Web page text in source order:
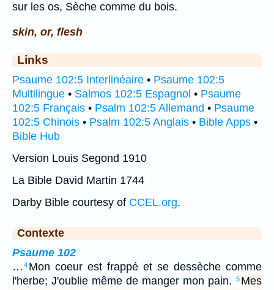
sur les os, Sèche comme du bois.
skin, or, flesh
Links
Psaume 102:5 Interlinéaire • Psaume 102:5
Multilingue • Salmos 102:5 Espagnol • Psaume
102:5 Français • Psalm 102:5 Allemand • Psaume
102:5 Chinois • Psalm 102:5 Anglais • Bible Apps •
Bible Hub
Version Louis Segond 1910
La Bible David Martin 1744
Darby Bible courtesy of CCEL.org.
Contexte
Psaume 102
… 4 Mon coeur est frappé et se dessèche comme
l'herbe; J'oublie même de manger mon pain.
5 Mes